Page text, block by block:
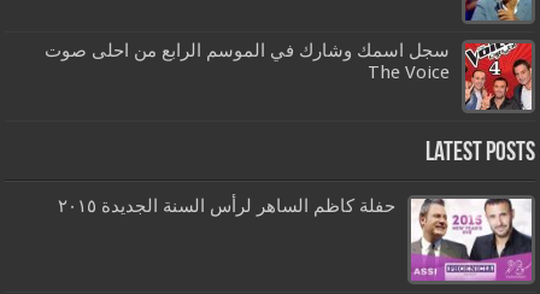
سجل اسمك وشارك في الموسم الرابع من احلى صوت
The Voice
Latest Posts
حفلة كاظم الساهر لرأس السنة الجديدة ٢٠١٥